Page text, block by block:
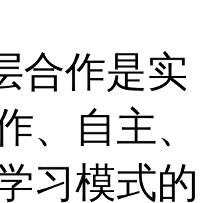
合作是实
、自主、
习模式的